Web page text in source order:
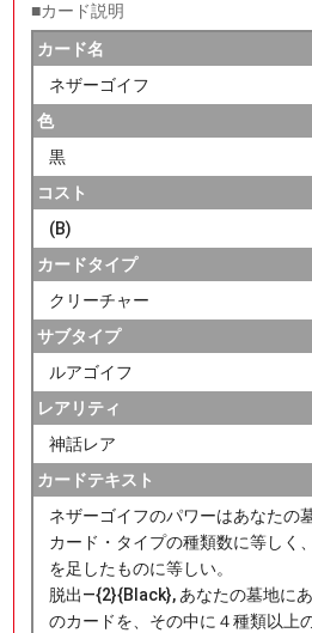
■カード説明
カード名
ネザーゴイフ
色
黒
コスト
(B)
カードタイプ
クリーチャー
サブタイプ
ルアゴイフ
レアリティ
神話レア
カードテキスト
ネザーゴイフのパワーはあなたの
カード・タイプの種類数に等しく
を足したものに等しい。
脱出―{2}{Black}, あなたの墓地に
のカードを、その中に４種類以上